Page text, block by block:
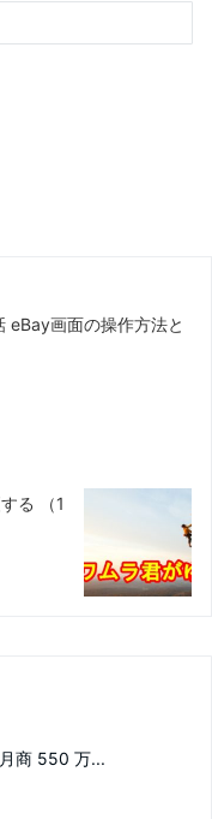
eBay画面の操作方法と
る （1
商 550 万...